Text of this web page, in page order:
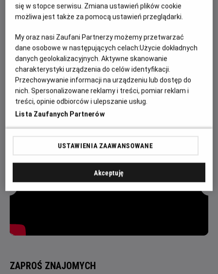
do pałacu na Sekretnym Wzgórzu. W tak niebezpieczną
misję najlepiej zabrać zaufanych kompanów. Maja i Gucio
wojowników Zenka i Gienka. Dzielna drużyna rusza w drogę,
nie mając pojęcia, że ich tropem podąża cały wachlarz
typów spod ciemnej gwiazdy: chciwi łowcy nagród, tajni
wysłannicy obcych łąk i zwykłe skrzydlate opryszki. Na
dodatek wkrótce okaże się, że pestka tak naprawdę jest
jajkiem, z którego wykluje się mała sympatyczna, ale nieco
nieogarnięta mrówka.
ZAPROŚ ZNAJOMYCH
się w stopce serwisu. Zmiana ustawień plików cookie
możliwa jest także za pomocą ustawień przeglądarki.
My oraz nasi Zaufani Partnerzy możemy przetwarzać
dane osobowe w następujących celach:Użycie dokładnych
danych geolokalizacyjnych. Aktywne skanowanie
charakterystyki urządzenia do celów identyfikacji.
Przechowywanie informacji na urządzeniu lub dostęp do
nich. Spersonalizowane reklamy i treści, pomiar reklam i
treści, opinie odbiorców i ulepszanie usług.
Lista Zaufanych Partnerów
USTAWIENIA ZAAWANSOWANE
Akceptuję